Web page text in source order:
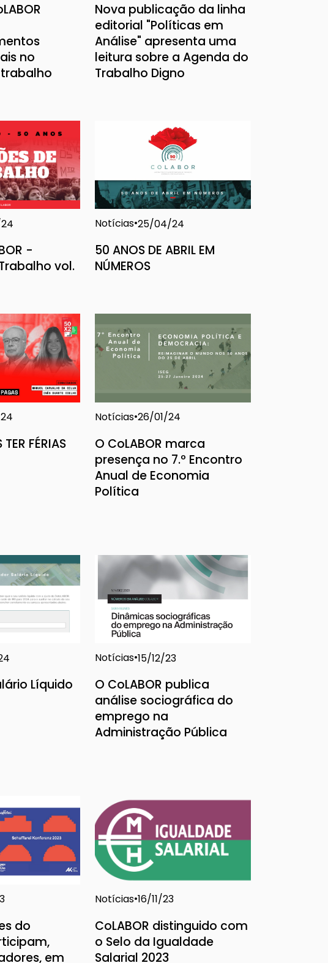
no
Nova publicação da linha
editorial "Políticas em
Análise" apresenta uma
leitura sobre a Agenda do
Trabalho Digno
-
vol.
Notícias 25/04/24
50 ANOS DE ABRIL EM
NÚMEROS
FÉRIAS
Notícias 26/01/24
O CoLABOR marca
presença no 7.º Encontro
Anual de Economia
Política
Líquido
Notícias 15/12/23
O CoLABOR publica
análise sociográfica do
emprego na
Administração Pública
do
em
Notícias 16/11/23
CoLABOR distinguido com
o Selo da Igualdade
Salarial 2023